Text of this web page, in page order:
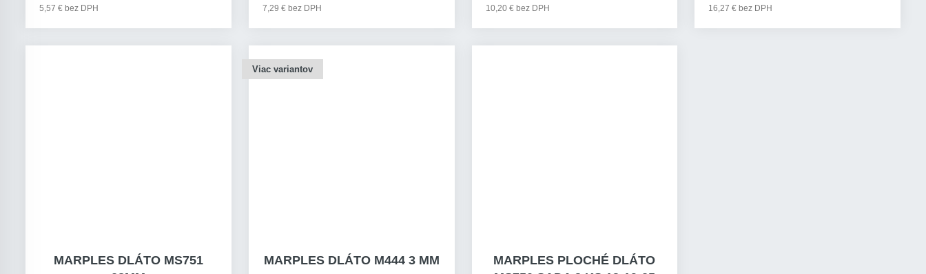
5,57 € bez DPH
7,29 € bez DPH
10,20 € bez DPH
16,27 € bez DPH
MARPLES DLÁTO MS751
Viac variantov
MARPLES DLÁTO M444 3 MM
MARPLES PLOCHÉ DLÁTO